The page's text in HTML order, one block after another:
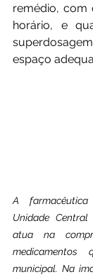
remédio, com
horário, e
espaço
A
Unidade
atua na
municipal. Na